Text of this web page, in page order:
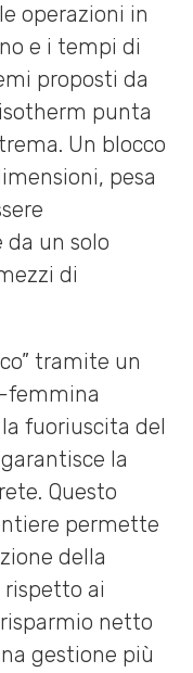
operazioni in
e i tempi di
proposti da
punta
Un blocco
pesa
un solo
di
tramite un
femmina
fuoriuscita del
la
Questo
permette
della
ai
netto
gestione più